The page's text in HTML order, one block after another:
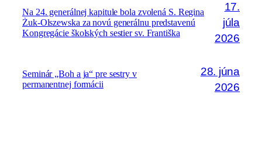
Na 24. generálnej kapitule bola zvolená S. Regina
Żuk-Olszewska za novú generálnu predstavenú
Kongregácie školských sestier sv. Františka
17.
júla
2026
Seminár „Boh a ja“ pre sestry v
permanentnej formácii
28. júna
2026